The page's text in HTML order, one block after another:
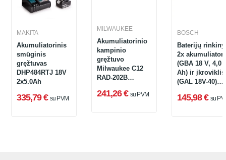
MAKITA
Akumuliatorinis
smūginis
gręžtuvas
DHP484RTJ 18V
2x5.0Ah
335,79 € su PVM
MILWAUKEE
Akumuliatorinio
kampinio
gręžtuvo
Milwaukee C12
RAD-202B
x 2 Ah, įkroviklis
241,26 € su PVM
BOSCH
Baterijų
2x
(GBA 18 V, 4,0
Ah) ir įkroviklis
(GAL 18V-40)
1600A019S0
145,98 € su